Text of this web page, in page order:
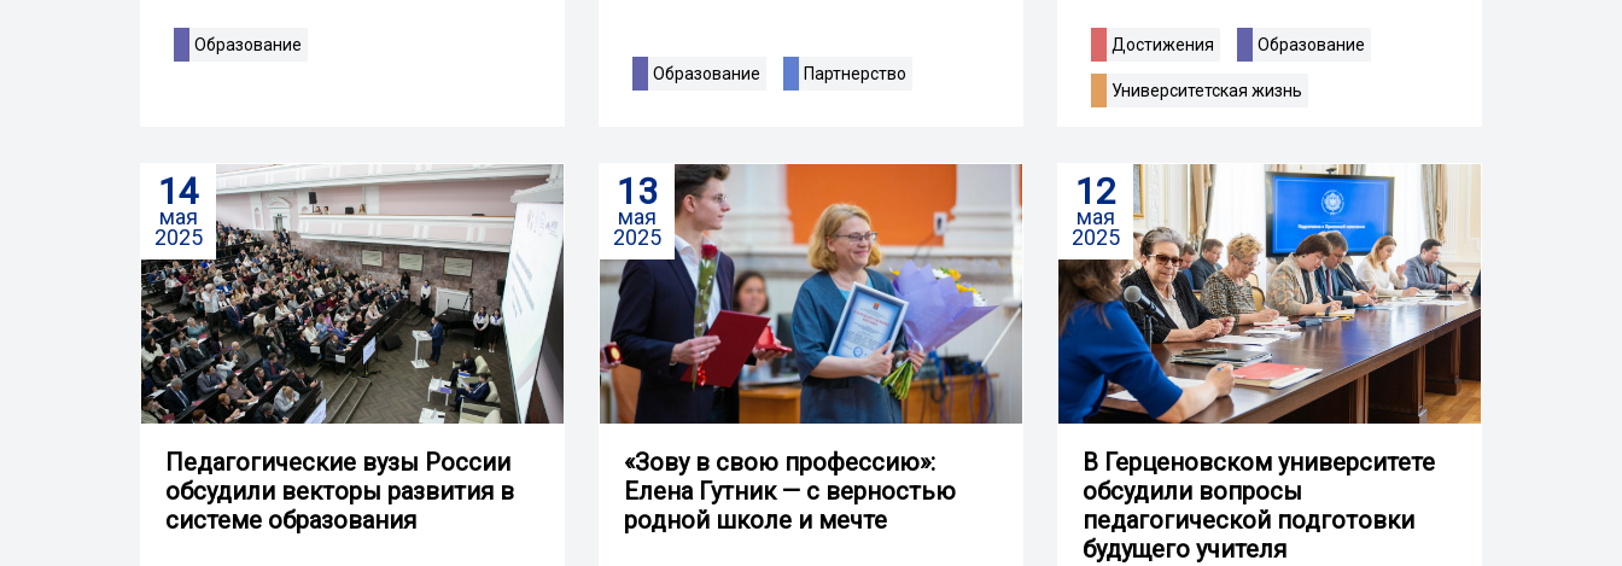
Образование
Образование Партнерство
Достижения Образование
Университетская жизнь
14
мая
2025
Педагогические вузы России
обсудили векторы развития в
системе образования
13
мая
2025
«Зову в свою профессию»:
Елена Гутник — с верностью
родной школе и мечте
12
мая
2025
В Герценовском университете
обсудили вопросы
педагогической подготовки
будущего учителя